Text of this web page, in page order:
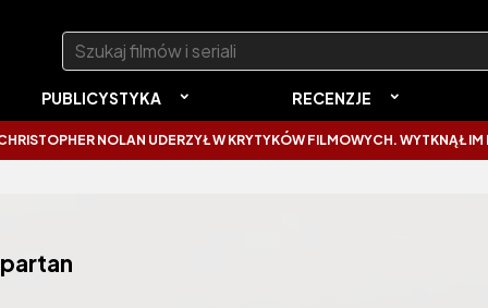
Szukaj:
PUBLICYSTYKA RECENZJE
NOLAN UDERZYŁ W KRYTYKÓW FILMOWYCH. WYTKNĄŁ IM